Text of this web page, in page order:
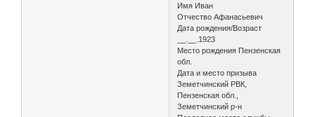
Имя Иван
Отчество Афанасьевич
Дата рождения/Возраст
__.__.1923
Место рождения Пензенская
обл.
Дата и место призыва
Земетчинский РВК,
Пензенская обл.,
Земетчинский р-н